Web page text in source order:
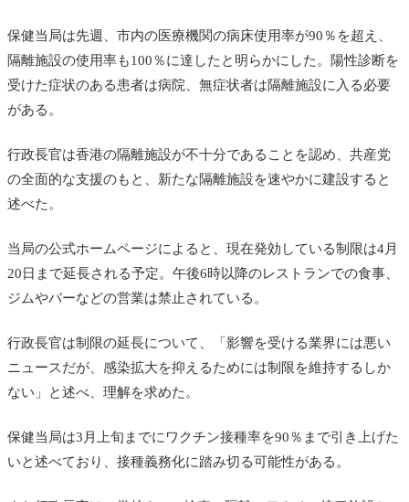
保健当局は先週、市内の医療機関の病床使用率が90％を超え、
隔離施設の使用率も100％に達したと明らかにした。陽性診断を
受けた症状のある患者は病院、無症状者は隔離施設に入る必要
がある。
行政長官は香港の隔離施設が不十分であることを認め、共産党
の全面的な支援のもと、新たな隔離施設を速やかに建設すると
述べた。
当局の公式ホームページによると、現在発効している制限は4月
20日まで延長される予定。午後6時以降のレストランでの食事、
ジムやバーなどの営業は禁止されている。
行政長官は制限の延長について、「影響を受ける業界には悪い
ニュースだが、感染拡大を抑えるためには制限を維持するしか
ない」と述べ、理解を求めた。
保健当局は3月上旬までにワクチン接種率を90％まで引き上げた
いと述べており、接種義務化に踏み切る可能性がある。